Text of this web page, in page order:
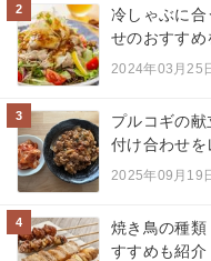
2
冷しゃぶに
せのおすすめ
2024年03月25
3
プルコギの献
付け合わせを
2025年09月19
4
焼き鳥の種類
すすめも紹介